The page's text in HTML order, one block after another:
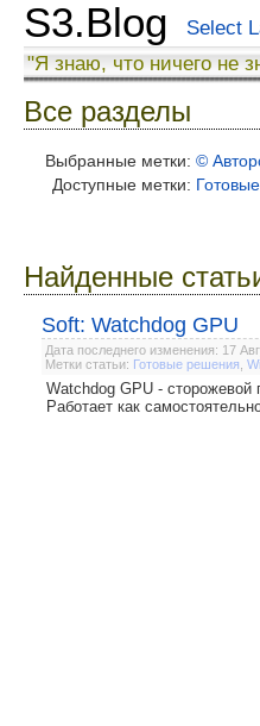
S3.Blog Select
"Я знаю, что ничего не
Все разделы
Выбранные метки: ©
Доступные метки:
Найденные
Soft: Watchdog GPU
Дата последнего изменения: 17
Метки статьи: Готовые решения
Watchdog GPU - сторожевой
Работает как